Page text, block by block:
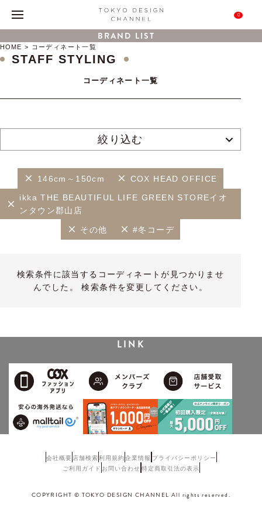
0
BRAND LIST
HOME コーディネート一覧
STAFF STYLING
コーディネート一覧
絞り込む
146cm～150cm COX HEAD OFFICE
ikka THE BEAUTIFUL LIFE GREEN STOREイオ
ンタウン郡山店
その他 #冬コーデ
検索条件に該当するコーディネートが見つかりませ
んでした。 検索条件を変更してください。
LINK
会社概要 店舗検索利用規約企業情報 プライバシーポリシー
ご利用ガイド お問い合わせ 特定商取引法の表示
COPYRIGHT © TOKYO DESIGN CHANNEL All rights reserved.